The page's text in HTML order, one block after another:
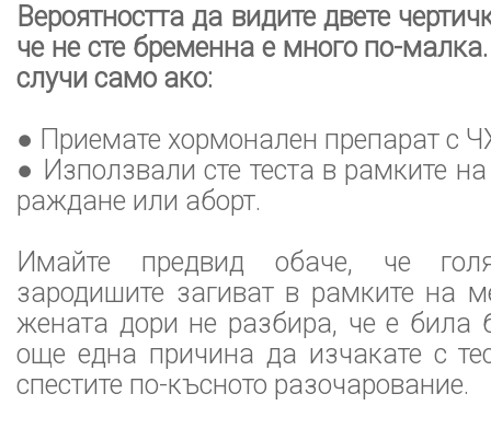
Вероятността да видите двете
че не сте бременна е много по-
случи само ако:
● Приемате хормонален препарат с
● Използвали сте теста в рамките
раждане или аборт.
Имайте предвид обаче, че
зародишите загиват в рамките на
жената дори не разбира, че е била
още една причина да изчакате с
спестите по-късното разочарование.